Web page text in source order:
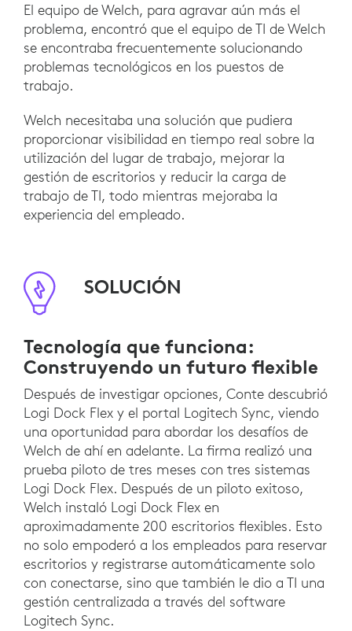
El equipo de Welch, para agravar aún más el
problema, encontró que el equipo de TI de Welch
se encontraba frecuentemente solucionando
problemas tecnológicos en los puestos de
trabajo.
Welch necesitaba una solución que pudiera
proporcionar visibilidad en tiempo real sobre la
utilización del lugar de trabajo, mejorar la
gestión de escritorios y reducir la carga de
trabajo de TI, todo mientras mejoraba la
experiencia del empleado.
SOLUCIÓN
Tecnología que funciona:
Construyendo un futuro flexible
Después de investigar opciones, Conte descubrió
Logi Dock Flex y el portal Logitech Sync, viendo
una oportunidad para abordar los desafíos de
Welch de ahí en adelante. La firma realizó una
prueba piloto de tres meses con tres sistemas
Logi Dock Flex. Después de un piloto exitoso,
Welch instaló Logi Dock Flex en
aproximadamente 200 escritorios flexibles. Esto
no solo empoderó a los empleados para reservar
escritorios y registrarse automáticamente solo
con conectarse, sino que también le dio a TI una
gestión centralizada a través del software
Logitech Sync.